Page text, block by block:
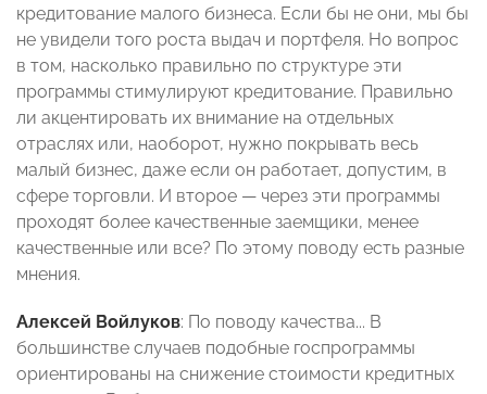
кредитование малого бизнеса. Если бы не они, мы бы
не увидели того роста выдач и портфеля. Но вопрос
в том, насколько правильно по структуре эти
программы стимулируют кредитование. Правильно
ли акцентировать их внимание на отдельных
отраслях или, наоборот, нужно покрывать весь
малый бизнес, даже если он работает, допустим, в
сфере торговли. И второе — через эти программы
проходят более качественные заемщики, менее
качественные или все? По этому поводу есть разные
мнения.
Алексей Войлуков: По поводу качества... В
большинстве случаев подобные госпрограммы
ориентированы на снижение стоимости кредитных